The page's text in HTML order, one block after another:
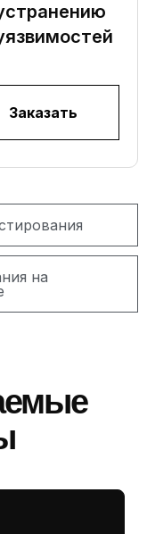
на
Заказать